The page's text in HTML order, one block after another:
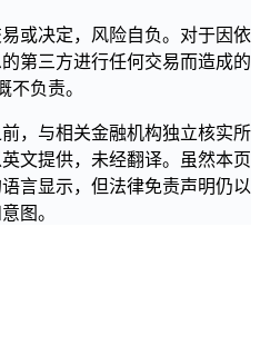
或决定，风险自负。对于因依
第三方进行任何交易而造成的
负责。
，与相关金融机构独立核实所
文提供，未经翻译。虽然本页
言显示，但法律免责声明仍以
图。